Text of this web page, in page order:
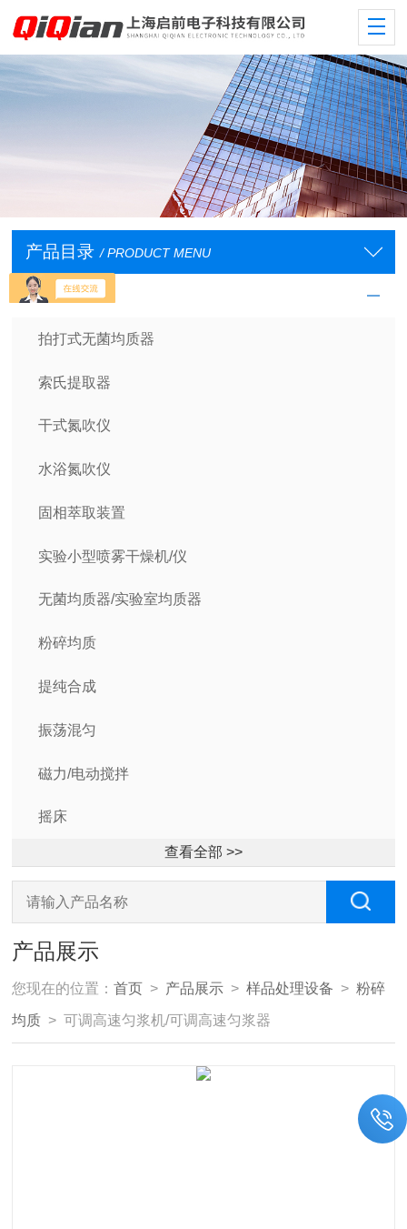
产品目录 / PRODUCT MENU
样品处理设备
拍打式无菌均质器
索氏提取器
干式氮吹仪
水浴氮吹仪
固相萃取装置
实验小型喷雾干燥机/仪
无菌均质器/实验室均质器
粉碎均质
提纯合成
振荡混匀
磁力/电动搅拌
摇床
查看全部 >>
产品展示
您现在的位置：首页 > 产品展示 >样品处理设备 >粉碎
均质 > 可调高速匀浆机/可调高速匀浆器